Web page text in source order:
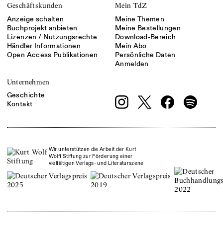
Geschäftskunden
Anzeige schalten
Buchprojekt anbieten
Lizenzen / Nutzungsrechte
Händler Informationen
Open Access Publikationen
Mein TdZ
Meine Themen
Meine Bestellungen
Download-Bereich
Mein Abo
Persönliche Daten
Anmelden
Unternehmen
Geschichte
Kontakt
Wir unterstützen die Arbeit der Kurt
Wolff Stiftung zur Förderung einer
vielfältigen Verlags- und Literaturszene